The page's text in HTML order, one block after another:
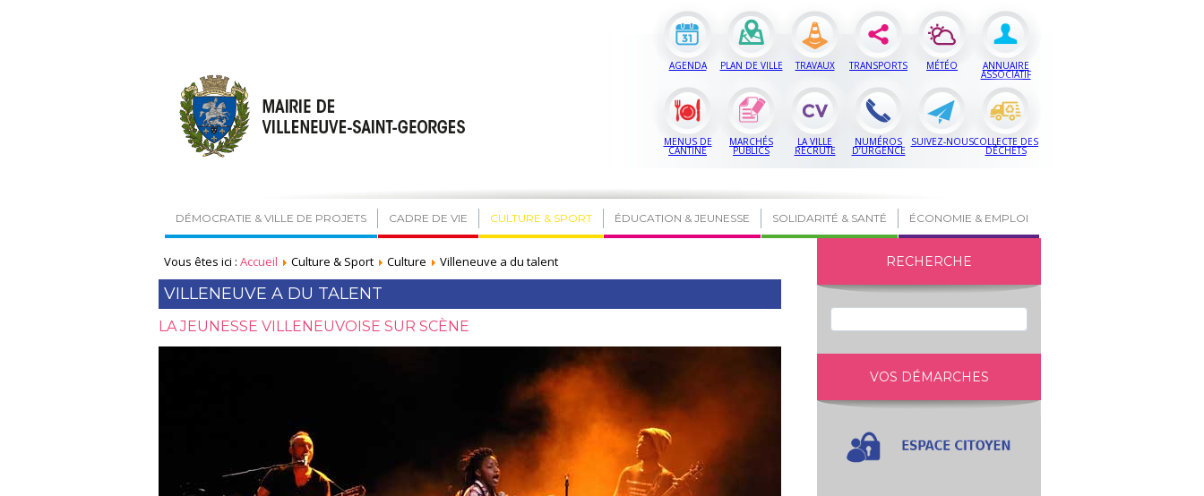
AGENDA PLAN DE VILLE TRAVAUX TRANSPORTS MÉTÉO ANNUAIRE
ASSOCIATIF
MENUS DE
CANTINE
MARCHÉS
PUBLICS
LA VILLE
RECRUTE
NUMÉROS
D’URGENCE
SUIVEZ-NOUSCOLLECTE DES
DÉCHETS
DÉMOCRATIE & VILLE DE PROJETS CADRE DE VIE CULTURE & SPORT ÉDUCATION & JEUNESSE SOLIDARITÉ & SANTÉ ÉCONOMIE & EMPLOI
Vous êtes ici : Accueil Culture & Sport Culture Villeneuve a du talent
VILLENEUVE A DU TALENT
LA JEUNESSE VILLENEUVOISE SUR SCÈNE
RECHERCHE
VOS DÉMARCHES